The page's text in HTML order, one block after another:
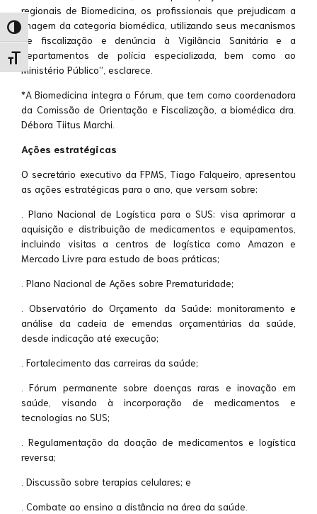
Alternar alto contraste
Alternar tamanho da fonte
regionais de Biomedicina, os profissionais que prejudicam a
imagem da categoria biomédica, utilizando seus mecanismos
de fiscalização e denúncia à Vigilância Sanitária e a
departamentos de polícia especializada, bem como ao
Ministério Público”, esclarece.
*A Biomedicina integra o Fórum, que tem como coordenadora
da Comissão de Orientação e Fiscalização, a biomédica dra.
Débora Tiitus Marchi.
Ações estratégicas
O secretário executivo da FPMS, Tiago Falqueiro, apresentou
as ações estratégicas para o ano, que versam sobre:
. Plano Nacional de Logística para o SUS: visa aprimorar a
aquisição e distribuição de medicamentos e equipamentos,
incluindo visitas a centros de logística como Amazon e
Mercado Livre para estudo de boas práticas;
. Plano Nacional de Ações sobre Prematuridade;
. Observatório do Orçamento da Saúde: monitoramento e
análise da cadeia de emendas orçamentárias da saúde,
desde indicação até execução;
. Fortalecimento das carreiras da saúde;
. Fórum permanente sobre doenças raras e inovação em
saúde, visando à incorporação de medicamentos e
tecnologias no SUS;
. Regulamentação da doação de medicamentos e logística
reversa;
. Discussão sobre terapias celulares; e
. Combate ao ensino a distância na área da saúde.